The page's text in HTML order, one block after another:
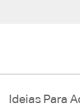
Ideias Para